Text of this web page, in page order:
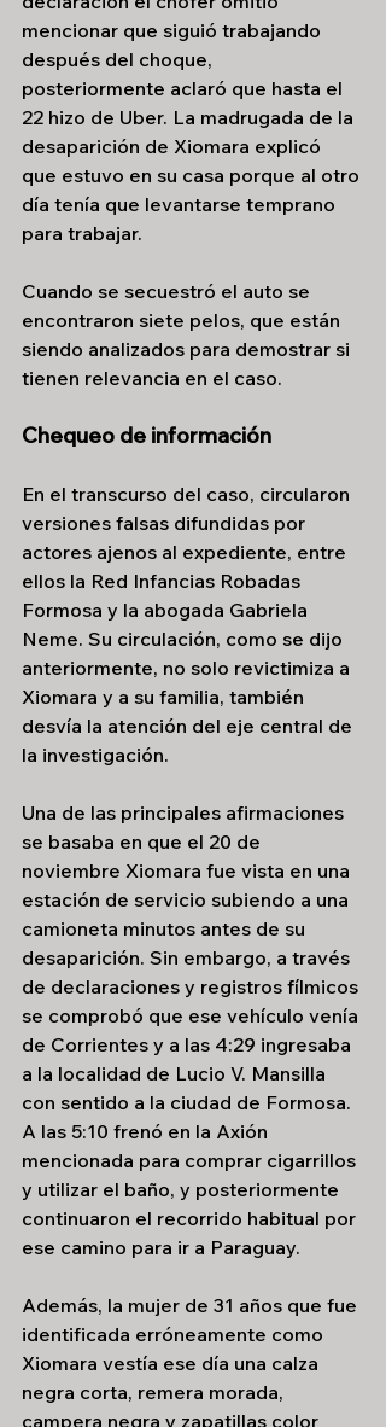
mencionar que siguió trabajando
después del choque,
posteriormente aclaró que hasta el
22 hizo de Uber. La madrugada de la
desaparición de Xiomara explicó
que estuvo en su casa porque al otro
día tenía que levantarse temprano
para trabajar.
Cuando se secuestró el auto se
encontraron siete pelos, que están
siendo analizados para demostrar si
tienen relevancia en el caso.
Chequeo de información
En el transcurso del caso, circularon
versiones falsas difundidas por
actores ajenos al expediente, entre
ellos la Red Infancias Robadas
Formosa y la abogada Gabriela
Neme. Su circulación, como se dijo
anteriormente, no solo revictimiza a
Xiomara y a su familia, también
desvía la atención del eje central de
la investigación.
Una de las principales afirmaciones
se basaba en que el 20 de
noviembre Xiomara fue vista en una
estación de servicio subiendo a una
camioneta minutos antes de su
desaparición. Sin embargo, a través
de declaraciones y registros fílmicos
se comprobó que ese vehículo venía
de Corrientes y a las 4:29 ingresaba
a la localidad de Lucio V. Mansilla
con sentido a la ciudad de Formosa.
A las 5:10 frenó en la Axión
mencionada para comprar cigarrillos
y utilizar el baño, y posteriormente
continuaron el recorrido habitual por
ese camino para ir a Paraguay.
Además, la mujer de 31 años que fue
identificada erróneamente como
Xiomara vestía ese día una calza
negra corta, remera morada,
campera negra y zapatillas color